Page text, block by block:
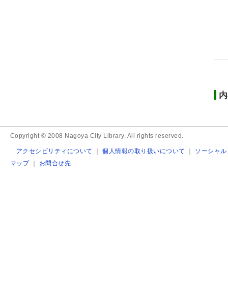
Copyright © 2008 Nagoya City Library. All rights reserved.
アクセシビリティについて ｜個人情報の取り扱いについて ｜ ソーシャ
マップ｜ お問合せ先